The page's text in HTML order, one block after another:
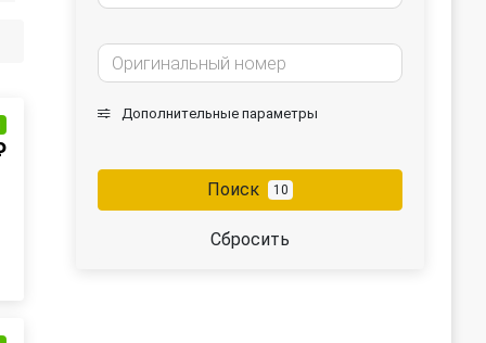
Дополнительные параметры
Поиск 10
Сбросить